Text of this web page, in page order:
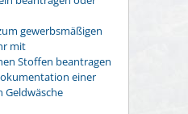
gewerbsmäßigen
mit
Stoffen beantragen
einer
Geldwäsche